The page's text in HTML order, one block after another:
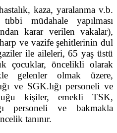
kaza, yaralanma v.b.
müdahale yapılması
karar verilen vakalar),
ve vazife şehitlerinin dul
ile aileleri, 65 yaş üstü
çocuklar, öncelikli olarak
gelenler olmak üzere,
ve SGK.lığı personeli ve
kişiler, emekli TSK,
personeli ve bakmakla
tanınır.